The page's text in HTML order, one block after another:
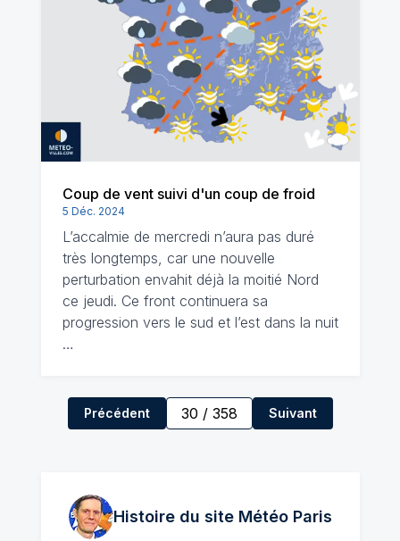
Coup de vent suivi d'un coup de froid
5 Déc. 2024
L’accalmie de mercredi n’aura pas duré
très longtemps, car une nouvelle
perturbation envahit déjà la moitié Nord
ce jeudi. Ce front continuera sa
progression vers le sud et l’est dans la nuit
…
Précédent 30 / 358 Suivant
Histoire du site MétéoParis